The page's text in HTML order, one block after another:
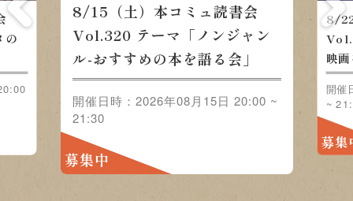
ン
8/22（土）本コミュ読書会
Vol.321 テーマ「おススメの
映画をみんなで語ろう」
開催日時：2026年08月22日 20:00 ~
21:30
募集中
8/
ル-
開催
~
募集